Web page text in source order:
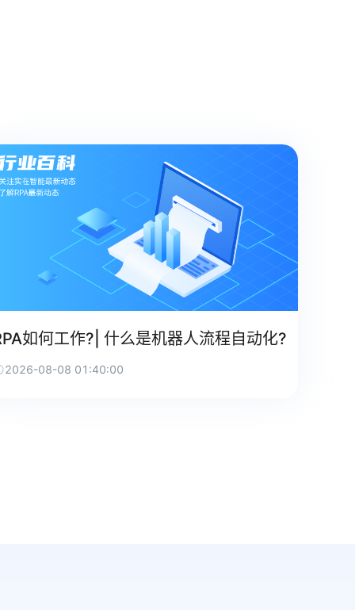
如何工作?| 什么是机器人流程自动化?
2026-08-08 01:40:00